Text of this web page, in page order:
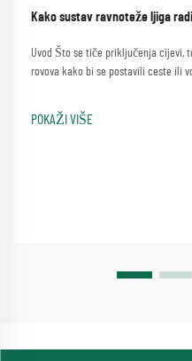
Kako sustav ravnoteže ljiga
Uvod Što se tiče priključenja cijevi,
rovova kako bi se postavili ceste ili
cijevi...
POKAŽI VIŠE